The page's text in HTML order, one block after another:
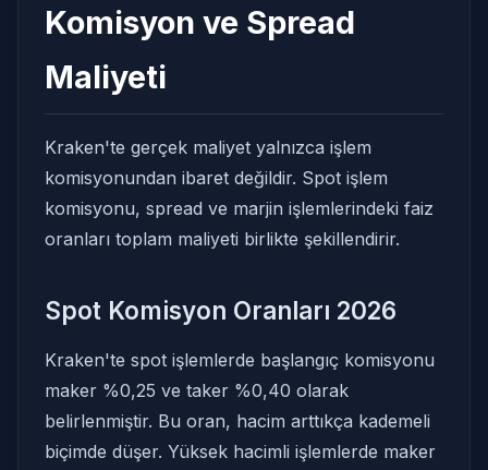
Komisyon ve Spread
Maliyeti
Kraken'te gerçek maliyet yalnızca işlem
komisyonundan ibaret değildir. Spot işlem
komisyonu, spread ve marjin işlemlerindeki faiz
oranları toplam maliyeti birlikte şekillendirir.
Spot Komisyon Oranları 2026
Kraken'te spot işlemlerde başlangıç komisyonu
maker %0,25 ve taker %0,40 olarak
belirlenmiştir. Bu oran, hacim arttıkça kademeli
biçimde düşer. Yüksek hacimli işlemlerde maker